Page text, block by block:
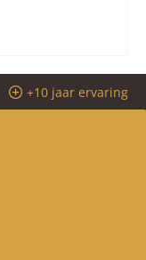
+10 jaar ervaring